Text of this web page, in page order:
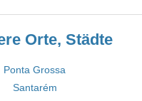
Orte, Städte
Ponta Grossa
Santarém